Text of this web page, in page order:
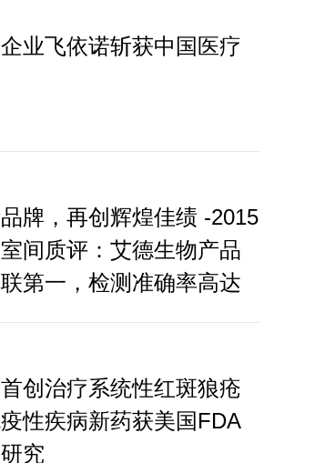
业飞依诺斩获中国医疗
牌，再创辉煌佳绩 -2015
间质评：艾德生物产品
第一，检测准确率高达
创治疗系统性红斑狼疮
性疾病新药获美国FDA
究